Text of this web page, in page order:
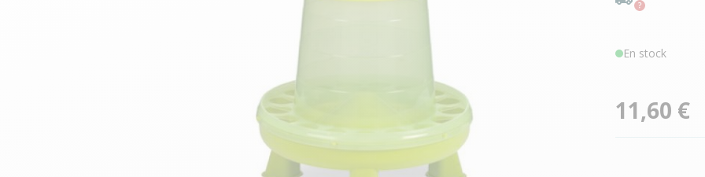
En stock
11,60 €